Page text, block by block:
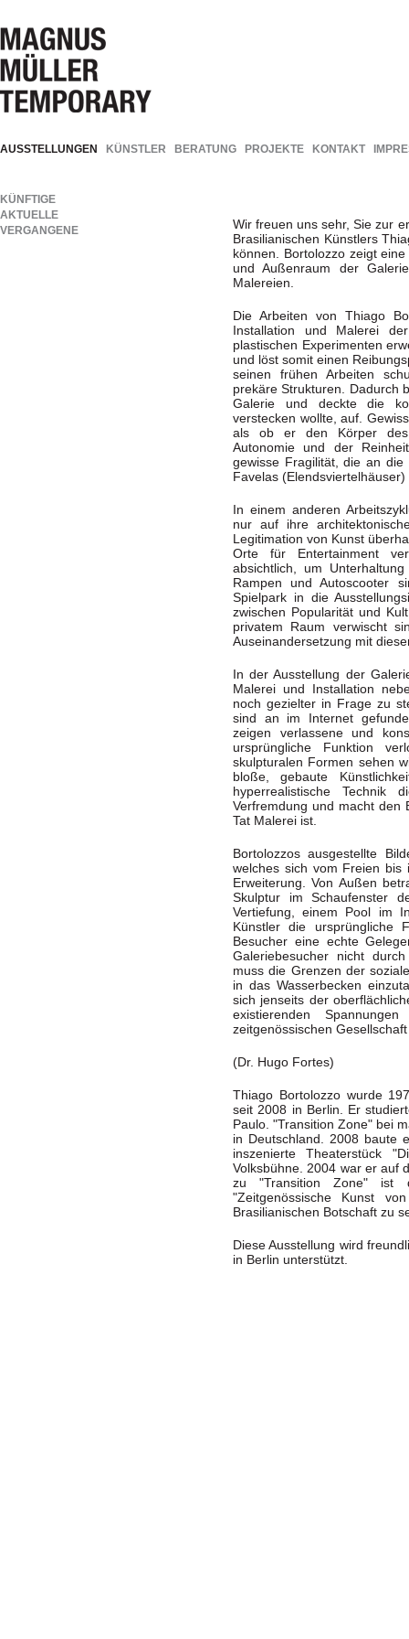
AUSSTELLUNGEN KÜNSTLER BERATUNG PROJEKTE KONTAKT
KÜNFTIGE
AKTUELLE
VERGANGENE
Wir freuen uns sehr, Sie zur
Brasilianischen Künstlers
können. Bortolozzo zeigt
und Außenraum der
Malereien.
Die Arbeiten von Thiago
Installation und Malerei
plastischen Experimenten
und löst somit einen
seinen frühen Arbeiten
prekäre Strukturen. Dadurch
Galerie und deckte die
verstecken wollte, auf.
als ob er den Körper des
Autonomie und der
gewisse Fragilität, die an
Favelas
In einem anderen
nur auf ihre
Legitimation von Kunst
Orte für Entertainment
absichtlich, um
Rampen und Autoscooter
Spielpark in die
zwischen Popularität und
privatem Raum verwischt
Auseinandersetzung mit
In der Ausstellung der
Malerei und Installation
noch gezielter in Frage zu
sind an im Internet
zeigen verlassene und
ursprüngliche Funktion
skulpturalen Formen sehen
bloße, gebaute
hyperrealistische Technik
Verfremdung und macht den
Tat Malerei ist.
Bortolozzos ausgestellte
welches sich vom Freien
Erweiterung. Von Außen
Skulptur im Schaufenster
Vertiefung, einem Pool im
Künstler die ursprüngliche
Besucher eine echte
Galeriebesucher nicht
muss die Grenzen der
in das Wasserbecken
sich jenseits der
existierenden
zeitgenössischen
(Dr. Hugo Fortes)
Thiago Bortolozzo wurde
seit 2008 in Berlin. Er
Paulo. "Transition Zone" bei
in Deutschland. 2008 baute
inszenierte Theaterstück
Volksbühne. 2004 war er auf
zu "Transition Zone" ist
"Zeitgenössische Kunst
Brasilianischen Botschaft zu
Diese Ausstellung wird
in Berlin unterstützt.